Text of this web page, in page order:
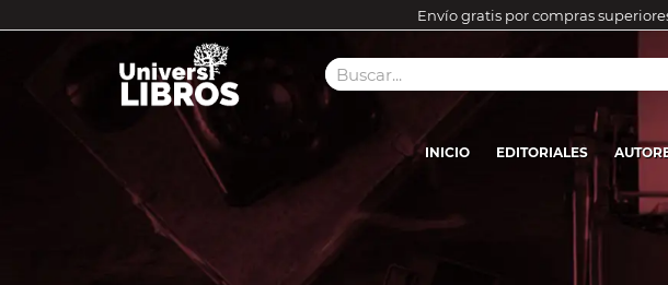
Envío gratis por compras
INICIO EDITORIALES